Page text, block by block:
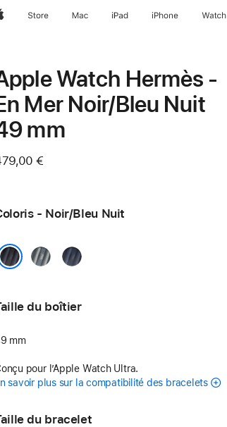
AppleStore Mac iPad iPhone Watch
Watch Hermès -
Mer Noir/Bleu Nuit
mm
€
- Noir/Bleu Nuit
Bleu Gris/Bleu Glacier
Bleu Nuit
du boîtier
mm
pour l’Apple Watch Ultra.
savoir plus sur la compatibilité des bracelets
du bracelet